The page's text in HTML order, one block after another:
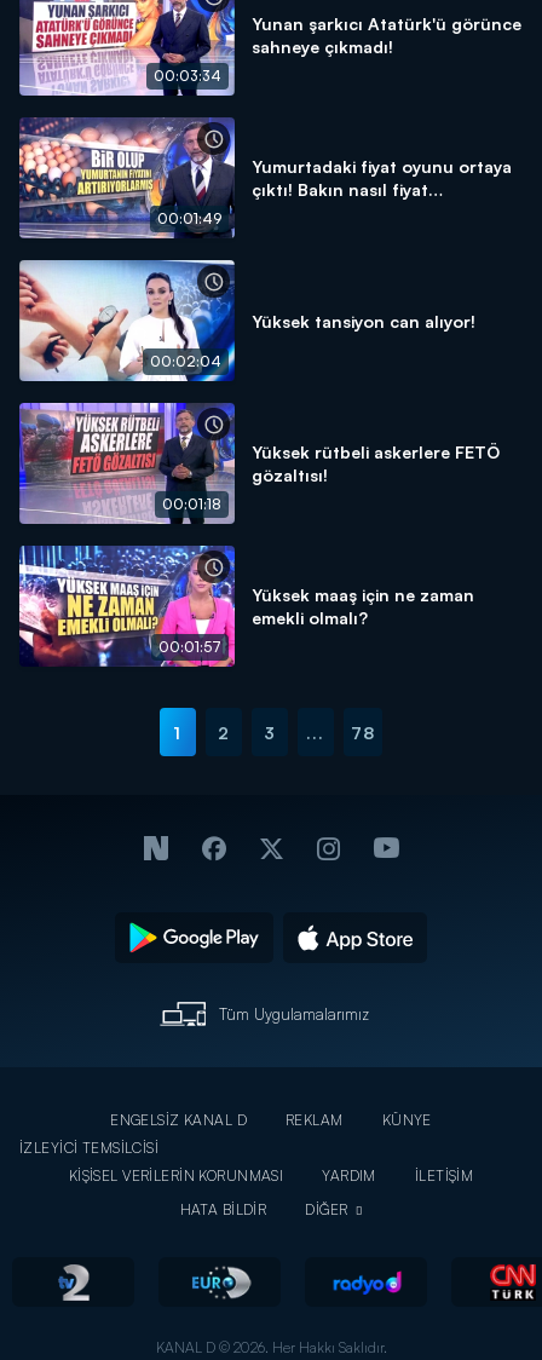
00:03:34
Yunan şarkıcı Atatürk'ü görünce
sahneye çıkmadı!
00:01:49
Yumurtadaki fiyat oyunu ortaya
çıktı! Bakın nasıl fiyat
00:02:04
Yüksek tansiyon can alıyor!
00:01:18
Yüksek rütbeli askerlere FETÖ
gözaltısı!
00:01:57
Yüksek maaş için ne zaman
emekli olmalı?
1 2 3 ... 78
Tüm Uygulamalarımız
ENGELSİZ KANAL D REKLAM
KÜNYE
İZLEYİCİ TEMSİLCİSİ
KİŞİSEL VERİLERİN KORUNMASI
YARDIM
İLETİŞİM
HATA BİLDİR
DİĞER
KANAL D © 2026. Her Hakkı Saklıdır.